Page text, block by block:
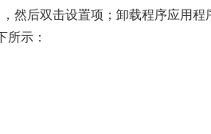
然后双击设置项；卸载程序应用
所示：